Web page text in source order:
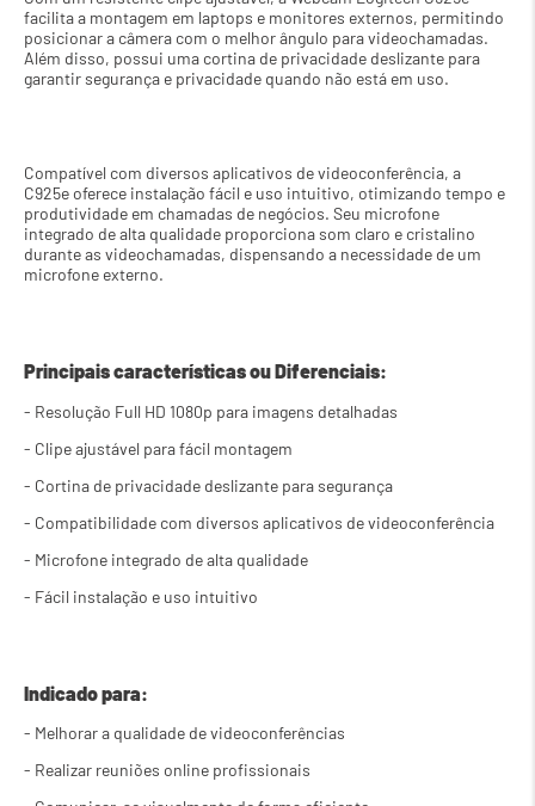
facilita a montagem em laptops e monitores externos, permitindo
posicionar a câmera com o melhor ângulo para videochamadas.
Além disso, possui uma cortina de privacidade deslizante para
garantir segurança e privacidade quando não está em uso.
Compatível com diversos aplicativos de videoconferência, a
C925e oferece instalação fácil e uso intuitivo, otimizando tempo e
produtividade em chamadas de negócios. Seu microfone
integrado de alta qualidade proporciona som claro e cristalino
durante as videochamadas, dispensando a necessidade de um
microfone externo.
Principais características ou Diferenciais:
- Resolução Full HD 1080p para imagens detalhadas
- Clipe ajustável para fácil montagem
- Cortina de privacidade deslizante para segurança
- Compatibilidade com diversos aplicativos de videoconferência
- Microfone integrado de alta qualidade
- Fácil instalação e uso intuitivo
Indicado para:
- Melhorar a qualidade de videoconferências
- Realizar reuniões online profissionais